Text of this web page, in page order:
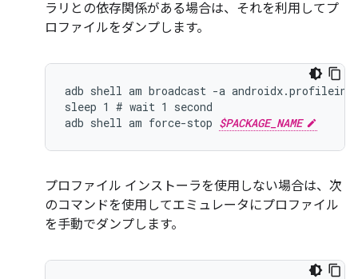
ラリとの依存関係がある場合は、それを利用してプ
ロファイルをダンプします。
adb shell am broadcast -a
sleep 1 # wait 1 second
adb shell am force-stop $PACKAGE_NAME
プロファイル インストーラを使用しない場合は、次
のコマンドを使用してエミュレータにプロファイル
を手動でダンプします。